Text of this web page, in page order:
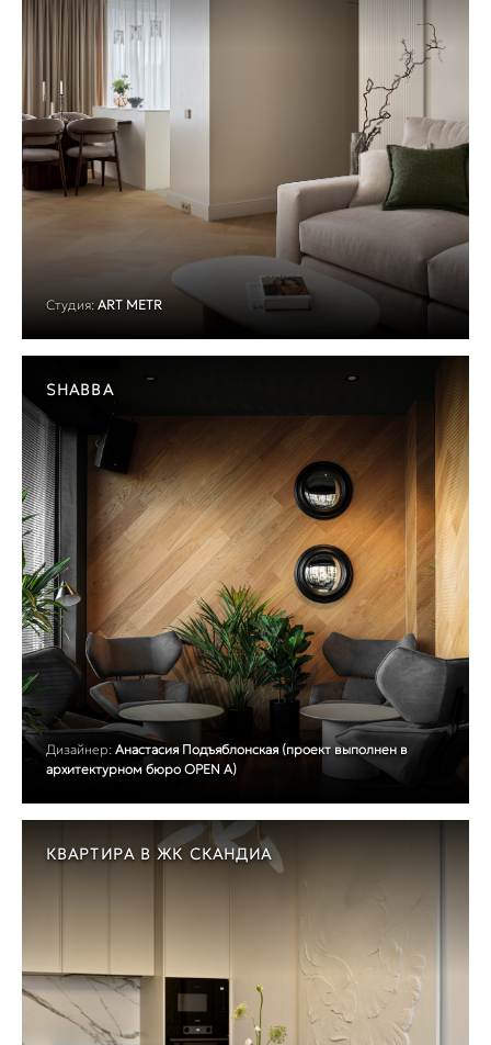
Студия: ART METR
SHABBA
Дизайнер: Анастасия Подъяблонская (проект выполнен в
архитектурном бюро OPEN A)
КВАРТИРА В ЖК СКАНДИА